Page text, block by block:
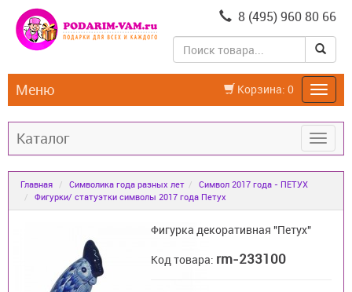
8 (495) 960 80 66
Корзина: 0
Меню
Каталог
Главная Символика года разных лет
Символ 2017 года - ПЕТУХ
Фигурки/ статуэтки символы 2017 года Петух
Фигурка декоративная "Петух"
Код товара: rm-233100